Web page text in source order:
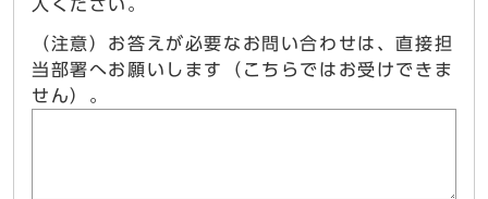
入ください。
（注意）お答えが必要なお問い合わせは、直接担
当部署へお願いします（こちらではお受けできま
せん）。